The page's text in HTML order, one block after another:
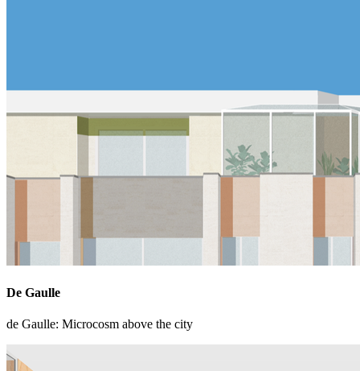
De Gaulle
de Gaulle: Microcosm above the city